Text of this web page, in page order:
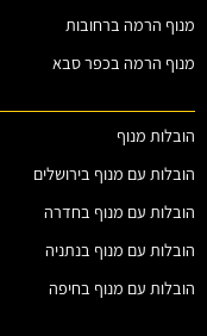
מנוף הרמה ברחובות
מנוף הרמה בכפר סבא
הובלות מנוף
הובלות עם מנוף בירושלים
הובלות עם מנוף בחדרה
הובלות עם מנוף בנתניה
הובלות עם מנוף בחיפה